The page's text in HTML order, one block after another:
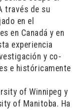
través de su
en el
en Canadá y en
experiencia
y co-
e históricamente
of Winnipeg y
of Manitoba. Ha